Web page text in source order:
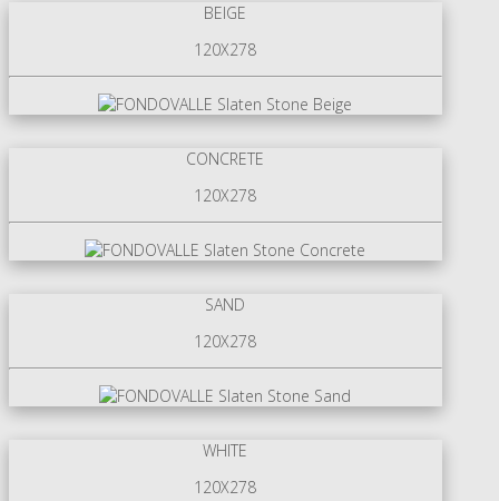
BEIGE
120X278
CONCRETE
120X278
SAND
120X278
WHITE
120X278